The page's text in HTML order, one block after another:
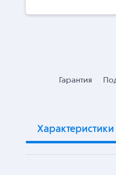
Гарантия
Характеристики